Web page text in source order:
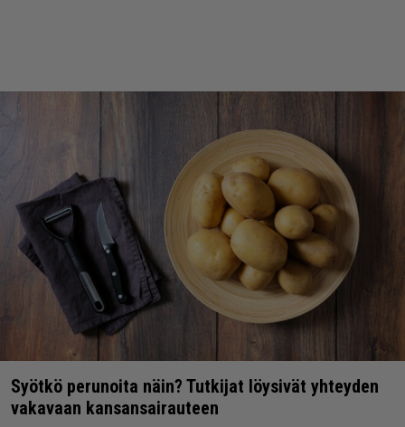
Syötkö perunoita näin? Tutkijat löysivät yhteyden
vakavaan kansansairauteen